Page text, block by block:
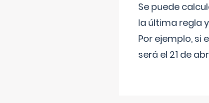
Se puede
la última regla
Por ejemplo, si
será el 21 de